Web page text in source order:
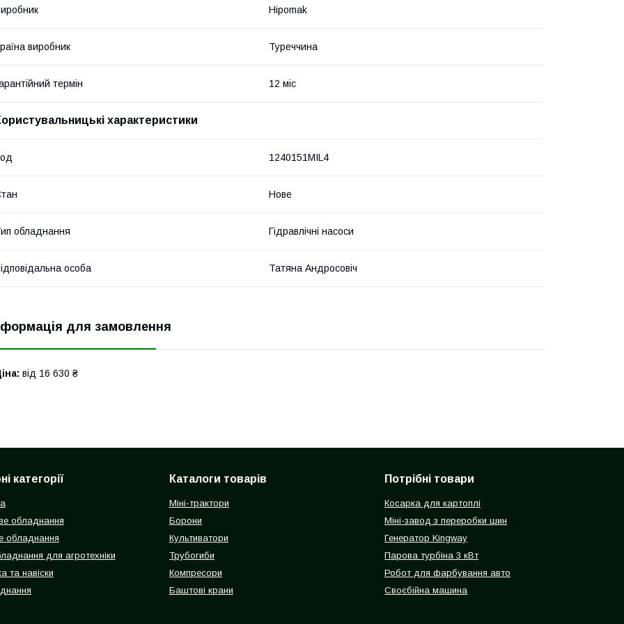
Hipomak
виробник Туреччина
термін 12 міс
характеристики
1240151MIL4
Нове
обладнання Гідравлічні насоси
особа Татяна Андросовіч
для замовлення
від 16 630 ₴
категорії
обладнання
обладнання
для агротехніки
та навіски
Каталоги товарів
Міні-трактори
Борони
Культиватори
Трубогиби
Компресори
Баштові крани
Потрібні товари
Косарка для картоплі
Міні-завод з переробки шин
Генератор Kingway
Парова турбіна 3 кВт
Робот для фарбування авто
Своєбійна машина